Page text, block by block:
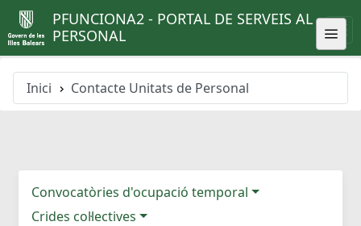
PFUNCIONA2 - PORTAL DE SERVEIS AL
PERSONAL
Inici Contacte Unitats de Personal
Convocatòries d'ocupació temporal
Crides col·lectives